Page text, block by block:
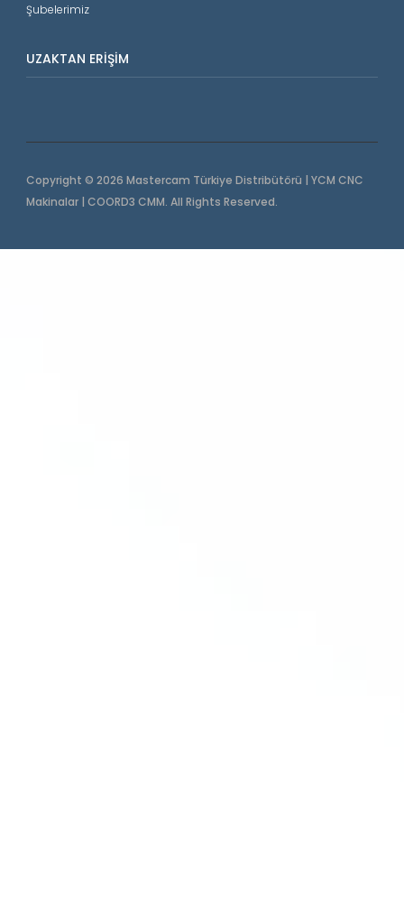
Şubelerimiz
UZAKTAN ERIŞIM
Copyright © 2026 Mastercam Türkiye Distribütörü | YCM CNC
Makinalar | COORD3 CMM. All Rights Reserved.